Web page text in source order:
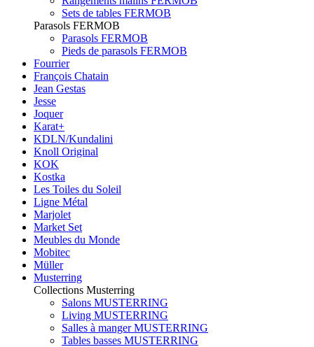
Sets de tables FERMOB
Parasols FERMOB
Parasols FERMOB
Pieds de parasols FERMOB
Fourrier
François Chatain
Jean Gestas
Jesse
Joquer
Karat+
KDLN/Kundalini
Knoll Original
KOK
Kostka
Les Toiles du Soleil
Ligne Métal
Marjolet
Market Set
Meubles du Monde
Mobitec
Müller
Musterring
Collections Musterring
Salons MUSTERRING
Living MUSTERRING
Salles à manger MUSTERRING
Tables basses MUSTERRING